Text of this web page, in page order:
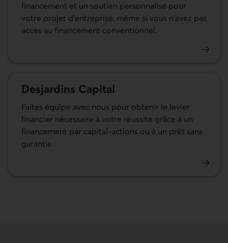
financement et un soutien personnalisé pour
votre projet d'entreprise, même si vous n'avez pas
accès au financement conventionnel.
Desjardins Capital
Faites équipe avec nous pour obtenir le levier
financier nécessaire à votre réussite grâce à un
financement par capital-actions ou à un prêt sans
garantie.